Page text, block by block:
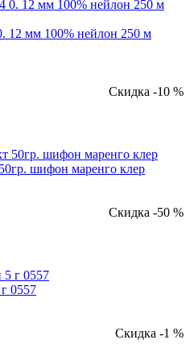
12 мм 100% нейлон 250 м
Скидка -10 %
шифон маренго клер
Скидка -50 %
0557
Скидка -1 %